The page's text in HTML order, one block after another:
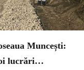
Muncești:
lucrări…